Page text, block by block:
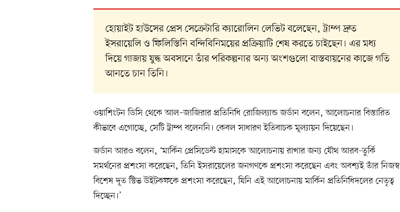
হোয়াইট হাউসের প্রেস সেক্রেটারি ক্যারোলিন লেভিট বলেছেন, ট্রাম্প দ্রুত
ইসরায়েলি ও ফিলিস্তিনি বন্দিবিনিময়ের প্রক্রিয়াটি শেষ করতে চাইছেন। এর মধ্য
দিয়ে গাজায় যুদ্ধ অবসানে তাঁর পরিকল্পনার অন্য অংশগুলো বাস্তবায়নের কাজে গতি
আনতে চান তিনি।
ওয়াশিংটন ডিসি থেকে আল–জাজিরার প্রতিনিধি রোজিল্যান্ড জর্ডান বলেন, আলোচনার বিস্তারিত
কীভাবে এগোচ্ছে, সেটি ট্রাম্প বলেননি। কেবল সাধারণ ইতিবাচক মূল্যায়ন দিয়েছেন।
জর্ডান আরও বলেন, ‘মার্কিন প্রেসিডেন্ট হামাসকে আলোচনায় রাখার জন্য যৌথ আরব-তুর্কি
সমর্থনের প্রশংসা করেছেন, তিনি ইসরায়েলের জনগণকে প্রশংসা করেছেন এবং অবশ্যই তাঁর নিজস্ব
বিশেষ দূত স্টিভ উইটকফকে প্রশংসা করেছেন, যিনি এই আলোচনায় মার্কিন প্রতিনিধিদলের নেতৃত্ব
দিচ্ছেন।’